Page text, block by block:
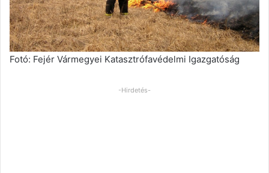
Fotó: Fejér Vármegyei Katasztrófavédelmi Igazgatóság
-Hirdetés-